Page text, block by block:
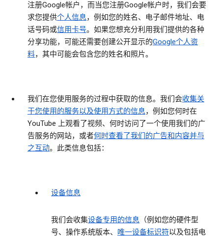
注册Google帐户，而当您注册Google帐户时，我们会要
求您提供个人信息，例如您的姓名、电子邮件地址、电
话号码或信用卡号。如果您想充分利用我们提供的各种
分享功能，可能还需要创建公开显示的Google个人资
料，其中可能会包含您的姓名和照片。
我们在您使用服务的过程中获取的信息。我们会收集关
于您使用的服务以及使用方式的信息，例如您何时在
YouTube 上观看了视频、何时访问了一个使用我们的广
告服务的网站，或者何时查看了我们的广告和内容并与
之互动。此类信息包括：
设备信息
我们会收集设备专用的信息 （例如您的硬件型
号、操作系统版本、 唯一设备标识符以及包括电